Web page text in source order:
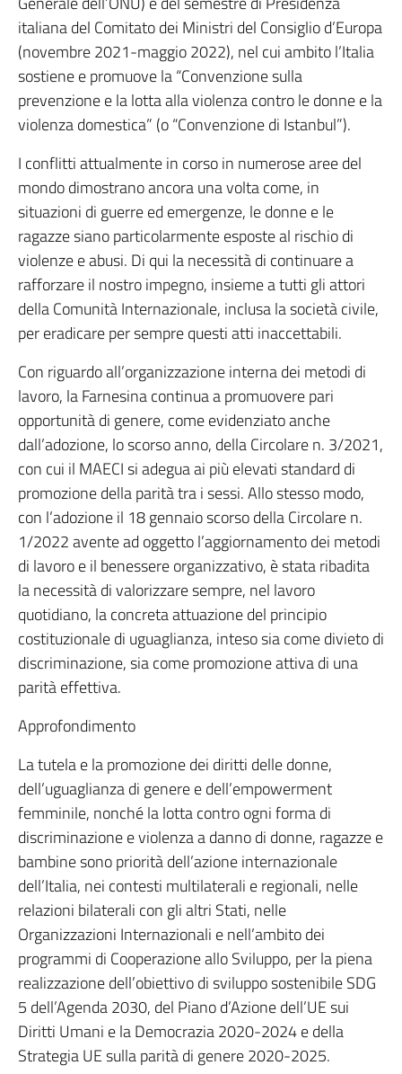
italiana del Comitato dei Ministri del Consiglio d’Europa
(novembre 2021-maggio 2022), nel cui ambito l’Italia
sostiene e promuove la “Convenzione sulla
prevenzione e la lotta alla violenza contro le donne e la
violenza domestica” (o “Convenzione di Istanbul”).
I conflitti attualmente in corso in numerose aree del
mondo dimostrano ancora una volta come, in
situazioni di guerre ed emergenze, le donne e le
ragazze siano particolarmente esposte al rischio di
violenze e abusi. Di qui la necessità di continuare a
rafforzare il nostro impegno, insieme a tutti gli attori
della Comunità Internazionale, inclusa la società civile,
per eradicare per sempre questi atti inaccettabili.
Con riguardo all’organizzazione interna dei metodi di
lavoro, la Farnesina continua a promuovere pari
opportunità di genere, come evidenziato anche
dall’adozione, lo scorso anno, della Circolare n. 3/2021,
con cui il MAECI si adegua ai più elevati standard di
promozione della parità tra i sessi. Allo stesso modo,
con l’adozione il 18 gennaio scorso della Circolare n.
1/2022 avente ad oggetto l’aggiornamento dei metodi
di lavoro e il benessere organizzativo, è stata ribadita
la necessità di valorizzare sempre, nel lavoro
quotidiano, la concreta attuazione del principio
costituzionale di uguaglianza, inteso sia come divieto di
discriminazione, sia come promozione attiva di una
parità effettiva.
Approfondimento
La tutela e la promozione dei diritti delle donne,
dell’uguaglianza di genere e dell’empowerment
femminile, nonché la lotta contro ogni forma di
discriminazione e violenza a danno di donne, ragazze e
bambine sono priorità dell’azione internazionale
dell’Italia, nei contesti multilaterali e regionali, nelle
relazioni bilaterali con gli altri Stati, nelle
Organizzazioni Internazionali e nell’ambito dei
programmi di Cooperazione allo Sviluppo, per la piena
realizzazione dell’obiettivo di sviluppo sostenibile SDG
5 dell’Agenda 2030, del Piano d’Azione dell’UE sui
Diritti Umani e la Democrazia 2020-2024 e della
Strategia UE sulla parità di genere 2020-2025.